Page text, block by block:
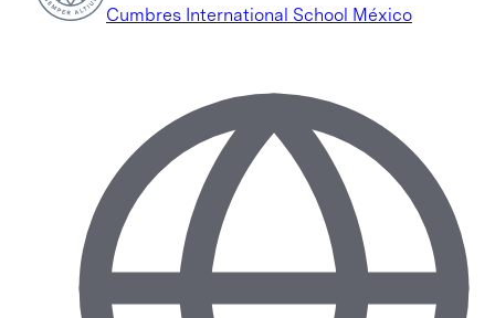
Cumbres International School México